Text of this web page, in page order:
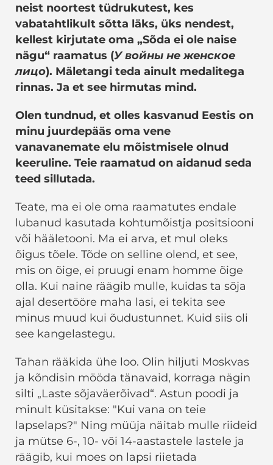
neist noortest tüdrukutest, kes
vabatahtlikult sõtta läks, üks nendest,
kellest kirjutate oma „Sõda ei ole naise
nägu“ raamatus (У войны не женское
лицо). Mäletangi teda ainult medalitega
rinnas. Ja et see hirmutas mind.
Olen tundnud, et olles kasvanud Eestis on
minu juurdepääs oma vene
vanavanemate elu mõistmisele olnud
keeruline. Teie raamatud on aidanud seda
teed sillutada.
Teate, ma ei ole oma raamatutes endale
lubanud kasutada kohtumõistja positsiooni
või hääletooni. Ma ei arva, et mul oleks
õigus tõele. Tõde on selline olend, et see,
mis on õige, ei pruugi enam homme õige
olla. Kui naine räägib mulle, kuidas ta sõja
ajal desertööre maha lasi, ei tekita see
minus muud kui õudustunnet. Kuid siis oli
see kangelastegu.
Tahan rääkida ühe loo. Olin hiljuti Moskvas
ja kõndisin mööda tänavaid, korraga nägin
silti „Laste sõjaväerõivad“. Astun poodi ja
minult küsitakse: "Kui vana on teie
lapselaps?" Ning müüja näitab mulle riideid
ja mütse 6-, 10- või 14-aastastele lastele ja
räägib, kui moes on lapsi riietada